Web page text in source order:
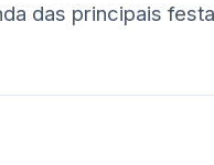
das principais